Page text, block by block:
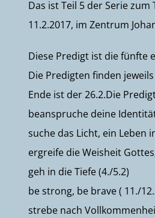
Das ist Teil 5 der Serie
11.2.2017, im Zentrum
Diese Predigt ist die fünfte
Die Predigten finden
Ende ist der 26.2.Die
beanspruche deine
suche das Licht, ein Leben
ergreife die Weisheit
geh in die Tiefe (4./5.2)
be strong, be brave ( 11./
strebe nach